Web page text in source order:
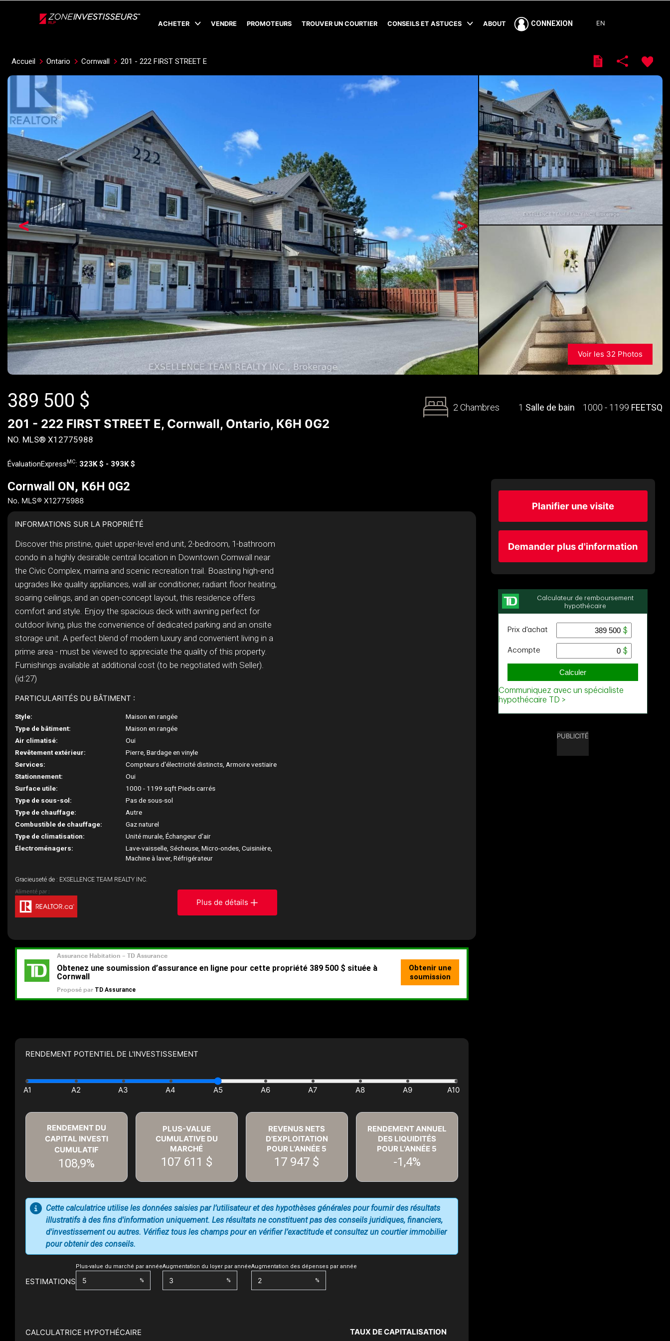
ACHETER VENDRE PROMOTEURS TROUVER UN COURTIER CONSEILS ET ASTUCES ABOUT CONNEXION EN
Accueil Ontario Cornwall 201 - 222 FIRST STREET E
>
<
Voir les 32 Photos
389 500 $
201 - 222 FIRST STREET E, Cornwall, Ontario, K6H 0G2
NO. MLS® X12775988
2 Chambres 1 Salle de bain 1000 - 1199 FEETSQ
ÉvaluationExpress MC: 323K $ - 393K $
Cornwall ON, K6H 0G2
No. MLS® X12775988
INFORMATIONS SUR LA PROPRIÉTÉ
Discover this pristine, quiet upper-level end unit, 2-bedroom, 1-bathroom
condo in a highly desirable central location in Downtown Cornwall near
the Civic Complex, marina and scenic recreation trail. Boasting high-end
upgrades like quality appliances, wall air conditioner, radiant floor heating,
soaring ceilings, and an open-concept layout, this residence offers
comfort and style. Enjoy the spacious deck with awning perfect for
outdoor living, plus the convenience of dedicated parking and an onsite
storage unit. A perfect blend of modern luxury and convenient living in a
prime area - must be viewed to appreciate the quality of this property.
Furnishings available at additional cost (to be negotiated with Seller).
(id:27)
PARTICULARITÉS DU BÂTIMENT :
Style:
Maison en rangée
Type de bâtiment:
Maison en rangée
Air climatisé:
Oui
Revêtement extérieur:
Pierre, Bardage en vinyle
Services:
Compteurs d'électricité distincts, Armoire vestiaire
Stationnement:
Oui
Surface utile:
1000 - 1199 sqft Pieds carrés
Type de sous-sol:
Pas de sous-sol
Type de chauffage:
Autre
Combustible de chauffage:
Gaz naturel
Type de climatisation:
Unité murale, Échangeur d'air
Électroménagers:
Lave-vaisselle, Sécheuse, Micro-ondes, Cuisinière,
Machine à laver, Réfrigérateur
Gracieuseté de : EXSELLENCE TEAM REALTY INC.
Plus de détails
RENDEMENT POTENTIEL DE L'INVESTISSEMENT
RENDEMENT DU
CAPITAL INVESTI
CUMULATIF
108,9%
PLUS-VALUE
CUMULATIVE DU
MARCHÉ
107 611 $
REVENUS NETS
D'EXPLOITATION
POUR L'ANNÉE 5
17 947 $
RENDEMENT ANNUEL
DES LIQUIDITÉS
POUR L'ANNÉE 5
-1,4%
ESTIMATIONS
Plus-value du marché par année
%
Augmentation du loyer par année
%
Augmentation des dépenses par année
%
Cette calculatrice utilise les données saisies par l’utilisateur et des hypothèses générales pour fournir des résultats
illustratifs à des fins d'information uniquement. Les résultats ne constituent pas des conseils juridiques, financiers,
d'investissement ou autres. Vérifiez tous les champs pour en vérifier l’exactitude et consultez un courtier immobilier
pour obtenir des conseils.
CALCULATRICE HYPOTHÉCAIRE TAUX DE CAPITALISATION
Planifier une visite
Demander plus d'information
PUBLICITÉ